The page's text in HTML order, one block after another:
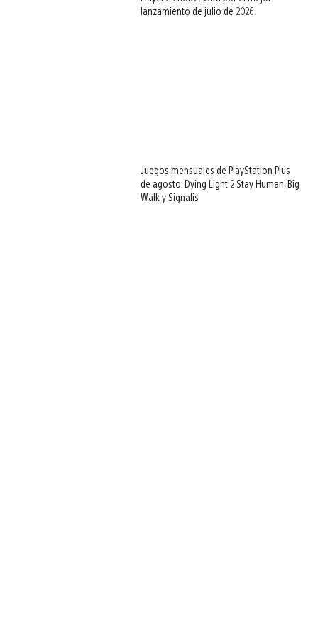
lanzamiento de julio de 2026
Juegos mensuales de PlayStation Plus
de agosto: Dying Light 2 Stay Human, Big
Walk y Signalis